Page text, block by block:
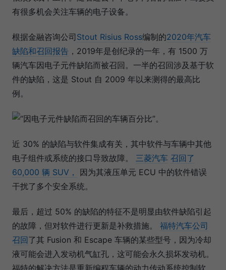
有很多机会关注车辆的电子设备。
根据金融咨询公司 Stout Risius Ross编制的2020年汽车
缺陷和召回报告 ，2019年是创纪录的一年，有 1500 万
辆汽车因电子元件缺陷而被召回。一半的召回涉及基于软
件的缺陷，这是 Stout 自 2009 年以来测得的最高比
例。
近 30% 的缺陷与软件集成有关，其中软件与车辆中其他
电子组件或系统的接口导致故障。 三菱汽车 召回了
60,000 辆 SUV，
因为其液压单元 ECU 中的软件错误
干扰了多个安全系统。
最后，超过 50% 的缺陷的特征不是明显由软件缺陷引起
的故障，但对软件进行更新是补救措施。 福特汽车公司
召回了其 Fusion 和 Escape 车辆的某些型号，因为冷却
液可能会进入发动机气缸孔，这可能会永久损坏发动机。